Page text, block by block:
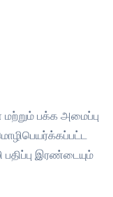
பக்க அமைப்பு
பதிப்பு இரண்டையும்